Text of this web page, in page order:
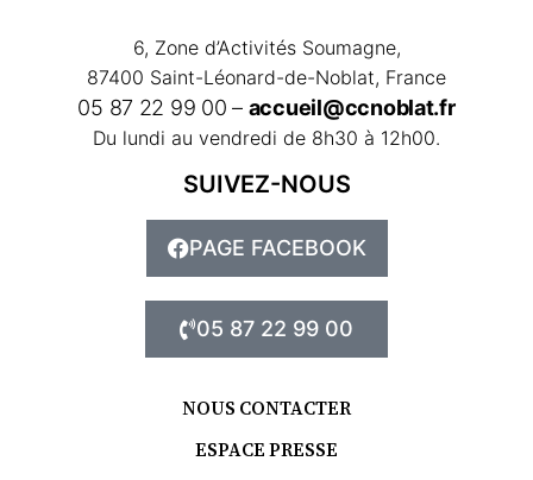
6, Zone d’Activités Soumagne,
87400 Saint-Léonard-de-Noblat, France
05 87 22 99 00 – accueil@ccnoblat.fr
Du lundi au vendredi de 8h30 à 12h00.
SUIVEZ-NOUS
PAGE FACEBOOK
05 87 22 99 00
NOUS CONTACTER
ESPACE PRESSE